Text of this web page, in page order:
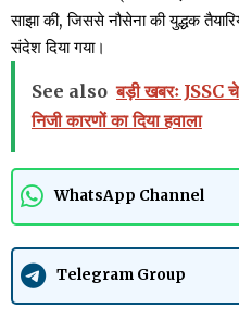
साझा की, जिससे नौसेना की युद्धक
संदेश दिया गया।
See also बड़ी खबरः JSSC
निजी कारणों का दिया हवाला
WhatsApp Channel
Telegram Group